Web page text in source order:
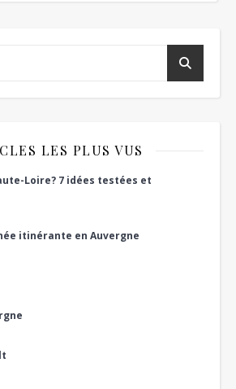
LES PLUS VUS
Loire? 7 idées testées et
itinérante en Auvergne